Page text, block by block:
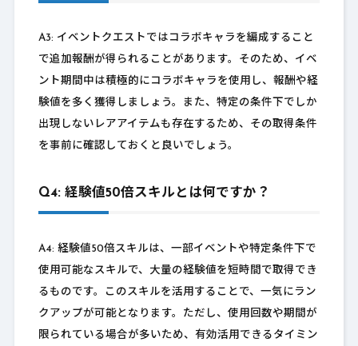
A3: イベントクエストではコラボキャラを編成すること
で追加報酬が得られることがあります。そのため、イベ
ント期間中は積極的にコラボキャラを使用し、報酬や経
験値を多く獲得しましょう。また、特定の条件下でしか
出現しないレアアイテムも存在するため、その取得条件
を事前に確認しておくと良いでしょう。
Q4: 経験値50倍スキルとは何ですか？
A4: 経験値50倍スキルは、一部イベントや特定条件下で
使用可能なスキルで、大量の経験値を短時間で取得でき
るものです。このスキルを活用することで、一気にラン
クアップが可能となります。ただし、使用回数や期間が
限られている場合が多いため、有効活用できるタイミン